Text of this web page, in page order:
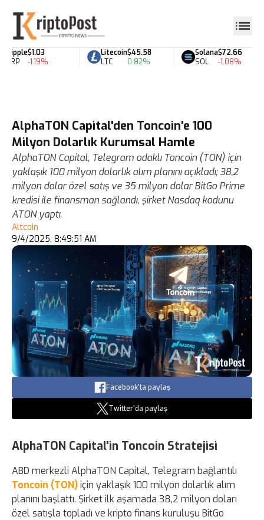
Ripple
XRP
$1.03
-1.19%
Litecoin
LTC
$45.58
0.82%
Solana
SOL
$72.66
-1.08%
AlphaTON Capital'den Toncoin'e 100
Milyon Dolarlık Kurumsal Hamle
AlphaTON Capital, Telegram odaklı Toncoin (TON) için
yaklaşık 100 milyon dolarlık alım planını açıkladı; 38,2
milyon dolar özel satış ve 35 milyon dolar BitGo Prime
kredisi ile finansman sağlandı, şirket Nasdaq kodunu
ATON yaptı.
Altcoin
9/4/2025, 8:49:51 AM
Facebook'ta paylaş
Twitter'da paylaş
AlphaTON Capital'in Toncoin Stratejisi
ABD merkezli AlphaTON Capital, Telegram bağlantılı
Toncoin (TON)için yaklaşık 100 milyon dolarlık alım
planını başlattı. Şirket ilk aşamada 38,2 milyon doları
özel satışla topladı ve kripto finans kuruluşu BitGo